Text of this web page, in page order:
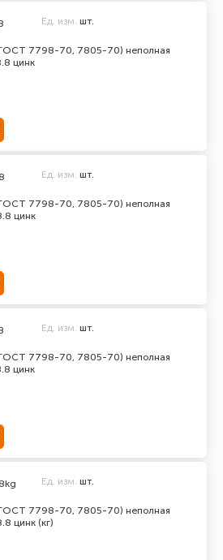
7798-70, 7805-70) неполная
цинк
Ед. изм. шт.
7798-70, 7805-70) неполная
цинк
Ед. изм. шт.
7798-70, 7805-70) неполная
цинк
Ед. изм. шт.
7798-70, 7805-70) неполная
цинк (кг)
Ед. изм. шт.